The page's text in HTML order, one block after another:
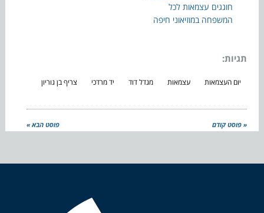
חוגגים עצמאות לכל
המשפחה במוזיאוני חיפה
תגיות:
יום העצמאות עצמאות מגדל דוד יד מרדכי צריף בן גוריון
« פוסט קודם פוסט הבא »